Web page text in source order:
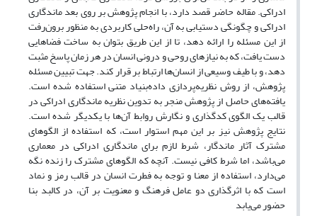
ادراکی. مقاله حاضر قصد دارد، با انجام پژوهش بر روی بعد ‌ماندگاری
ادراکی‌ و چگونگی دستیابی به آن، راه‌حلی کاربردی به منظور برون‌رفت
از این مسئله را ارائه دهد، تا از این طریق بتوان به ساخت فضاهایی
دست یافت، که به نیازهای روحی و درونی انسان در هر زمان پاسخ مثبت
دهد، و با طیف وسیعی از انسان‌ها ارتباط بر قرار کند. جهت تبیین مسئله
پژوهش، از روش نظریه‌پردازی داده‌بنیاد متنی استفاده شده است.
یافته‌های حاصل از پژوهش منجر به تدوین نظریه ماندگاری ادراکی در
قالب یک الگوی کدگذاری و نگارش روابط آن‌ها با یکدیگر شده است.
نتایج پژوهش نیز بر این مهم استوار است، که استفاده از الگوهای
مشترک آثار ماندگار، شرط لازم برای ماندگاری ادراکی در معماری
می‌باشد، اما شرط کافی نیست. آنچه که الگوهای مشترک را زنده نگه
می‌دارد، استفاده از معنا و توجه به فطرت انسان در قالب رمز و نماد
است که با اثرگذاری دو عامل فرهنگ و معنویت بر آن، در کالبد بنا
حضور می‌یابد